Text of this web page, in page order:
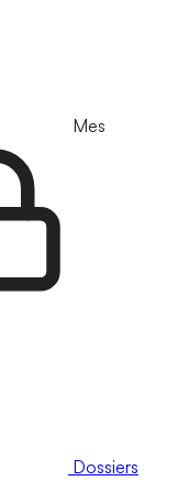
Mes
Dossiers